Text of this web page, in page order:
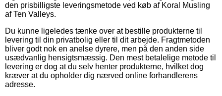
den prisbilligste leveringsmetode ved køb af Koral Musling
af Ten Valleys.
Du kunne ligeledes tænke over at bestille produkterne til
levering til din privatbolig eller til dit arbejde. Fragtmetoden
bliver godt nok en anelse dyrere, men på den anden side
usædvanlig hensigtsmæssig. Den mest betalelige metode til
levering er dog at du selv henter produkterne, hvilket dog
kræver at du opholder dig nærved online forhandlerens
adresse.